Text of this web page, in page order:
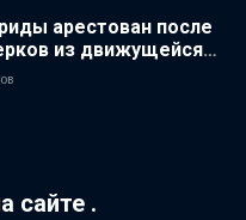
арестован после
из движущейся
сайте .